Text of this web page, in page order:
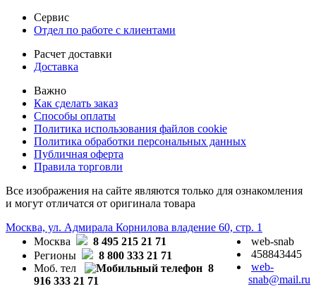
Сервис
Отдел по работе с клиентами
Расчет доставки
Доставка
Важно
Как сделать заказ
Способы оплаты
Политика использования файлов cookie
Политика обработки персональных данных
Публичная оферта
Правила торговли
Все изображения на сайте являются только для ознакомления
и могут отличатся от оригинала товара
Москва, ул. Адмирала Корнилова владение 60, стр. 1
Москва
8 495 215 21 71
Регионы
8 800 333 21 71
Моб. тел
8
916 333 21 71
web-snab
458843445
web-
snab@mail.ru